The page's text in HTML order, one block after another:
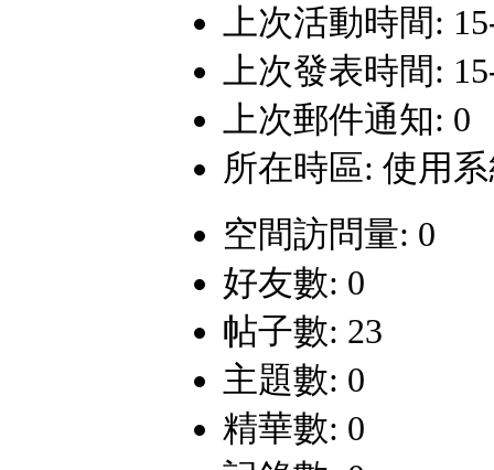
上次活動時間:
上次發表時間:
上次郵件通知: 0
所在時區: 使用
空間訪問量: 0
好友數: 0
帖子數: 23
主題數: 0
精華數: 0